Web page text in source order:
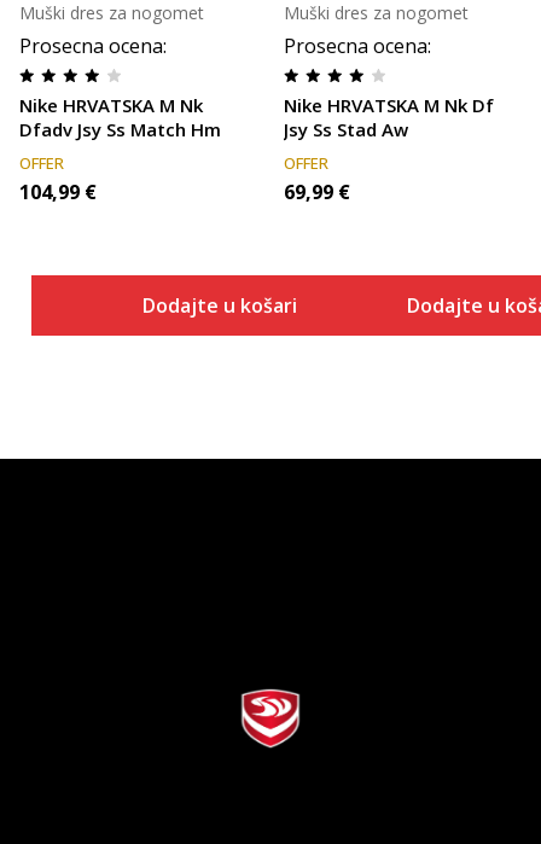
Prosecna ocena:
Nike HRVATSKA M Nk
Dfadv Jsy Ss Match Hm
Muški dres za nogomet
OFFER
104,99 €
Dodajte u košaricu
Prosecna ocena:
Nike HRVATSKA M Nk Df
Jsy Ss Stad Aw
Muški dres za nogomet
OFFER
69,99 €
Dodajte u